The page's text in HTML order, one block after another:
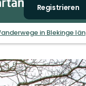
Registrieren
in Blekinge län